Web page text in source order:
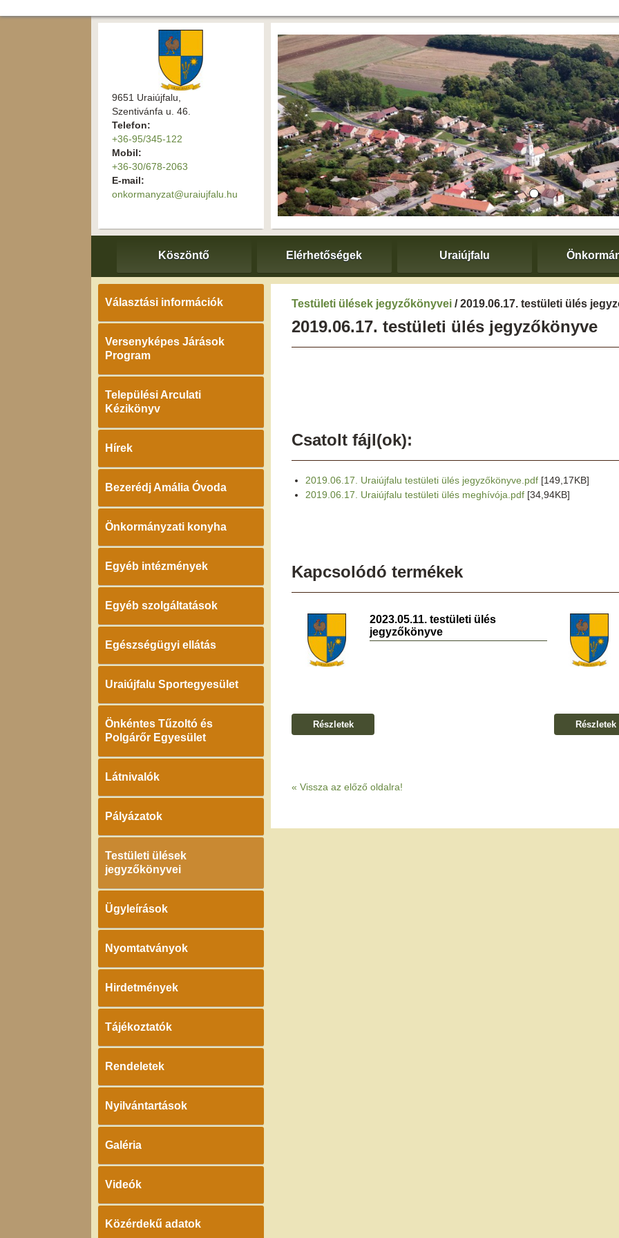
9651 Uraiújfalu,
Szentivánfa u. 46.
Telefon:
+36-95/345-122
Mobil:
+36-30/678-2063
E-mail:
onkormanyzat@uraiujfalu.hu
Köszöntő Elérhetőségek Uraiújfalu
Választási információk
Versenyképes Járások
Program
Települési Arculati
Kézikönyv
Hírek
Bezerédj Amália Óvoda
Önkormányzati konyha
Egyéb intézmények
Egyéb szolgáltatások
Egészségügyi ellátás
Uraiújfalu Sportegyesület
Önkéntes Tűzoltó és
Polgárőr Egyesület
Látnivalók
Pályázatok
Testületi ülések
jegyzőkönyvei
Ügyleírások
Nyomtatványok
Hirdetmények
Tájékoztatók
Rendeletek
Nyilvántartások
Galéria
Videók
Közérdekű adatok
Testületi ülések jegyzőkönyvei / 2019.06.17. testületi ülés
2019.06.17. testületi ülés jegyzőkönyve
Csatolt fájl(ok):
2019.06.17. Uraiújfalu testületi ülés jegyzőkönyve.pdf [149,17KB]
2019.06.17. Uraiújfalu testületi ülés meghívója.pdf [34,94KB]
Kapcsolódó termékek
2023.05.11. testületi ülés
jegyzőkönyve
Részletek Részletek
« Vissza az előző oldalra!